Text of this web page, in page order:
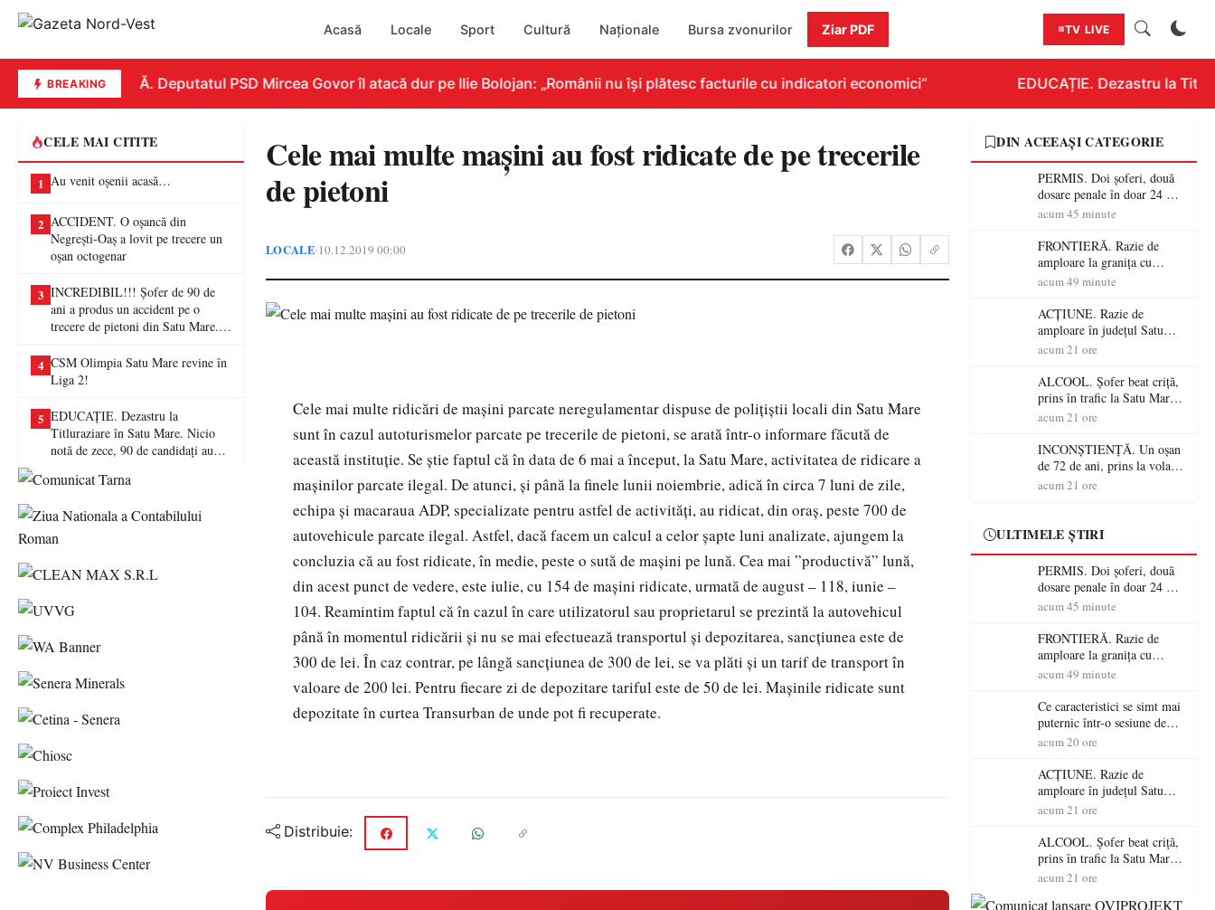
Acasă Locale Sport Cultură Naționale Bursa zvonurilor Ziar PDF TV LIVE
BREAKINGREPLICĂ. Deputatul PSD Mircea Govor îl atacă dur pe Ilie Bolojan: „Românii nu își plătesc facturile cu indicatori economici” EDUCAȚIE. Dezastru la
CELE MAI CITITE
1 Au venit oșenii acasă…
2 ACCIDENT. O oșancă din
Negrești-Oaș a lovit pe trecere un
oșan octogenar
3 INCREDIBIL!!! Șofer de 90 de
ani a produs un accident pe o
trecere de pietoni din Satu Mare. O
4 CSM Olimpia Satu Mare revine în
Liga 2!
5 EDUCAȚIE. Dezastru la
Titluraziare în Satu Mare. Nicio
notă de zece, 90 de candidați au
Cele mai multe mașini au fost ridicate de pe trecerile
de pietoni
LOCALE•10.12.2019 00:00
Cele mai multe ridicări de mașini parcate neregulamentar dispuse de polițiștii locali din Satu Mare
sunt în cazul autoturismelor parcate pe trecerile de pietoni, se arată într-o informare făcută de
această instituție. Se știe faptul că în data de 6 mai a început, la Satu Mare, activitatea de ridicare a
mașinilor parcate ilegal. De atunci, și până la finele lunii noiembrie, adică în circa 7 luni de zile,
echipa și macaraua ADP, specializate pentru astfel de activități, au ridicat, din oraș, peste 700 de
autovehicule parcate ilegal. Astfel, dacă facem un calcul a celor șapte luni analizate, ajungem la
concluzia că au fost ridicate, în medie, peste o sută de mașini pe lună. Cea mai ”productivă” lună,
din acest punct de vedere, este iulie, cu 154 de mașini ridicate, urmată de august – 118, iunie –
104. Reamintim faptul că în cazul în care utilizatorul sau proprietarul se prezintă la autovehicul
până în momentul ridicării și nu se mai efectuează transportul și depozitarea, sancțiunea este de
300 de lei. În caz contrar, pe lângă sancțiunea de 300 de lei, se va plăti și un tarif de transport în
valoare de 200 lei. Pentru fiecare zi de depozitare tariful este de 50 de lei. Mașinile ridicate sunt
depozitate în curtea Transurban de unde pot fi recuperate.
Distribuie:
DIN ACEEAȘI CATEGORIE
PERMIS. Doi șoferi, două
dosare penale în doar 24 de
ore la Petea! Unul avea
nu a avut niciodată permis
acum 45 minute
FRONTIERĂ. Razie de
amploare la granița cu
Ungaria! 800 de persoane și
verificate
acum 49 minute
ACȚIUNE. Razie de
amploare în județul Satu
Mare! Polițiștii au dat sute
șoferi fără permis într-o
singură zi
acum 21 ore
ALCOOL. Șofer beat criță,
prins în trafic la Satu Mare!
Alcoolemie uriașă
acum 21 ore
INCONȘTIENȚĂ. Un oșan
de 72 de ani, prins la volan
fără permis! Polițiștii l-au
acum 21 ore
ULTIMELE ȘTIRI
PERMIS. Doi șoferi, două
dosare penale în doar 24 de
ore la Petea! Unul avea
nu a avut niciodată permis
acum 45 minute
FRONTIERĂ. Razie de
amploare la granița cu
Ungaria! 800 de persoane și
verificate
acum 49 minute
Ce caracteristici se simt mai
puternic într-o sesiune de
distracție la sloturi online:
RTP?
acum 20 ore
ACȚIUNE. Razie de
amploare în județul Satu
Mare! Polițiștii au dat sute
șoferi fără permis într-o
singură zi
acum 21 ore
ALCOOL. Șofer beat criță,
prins în trafic la Satu Mare!
Alcoolemie uriașă
acum 21 ore